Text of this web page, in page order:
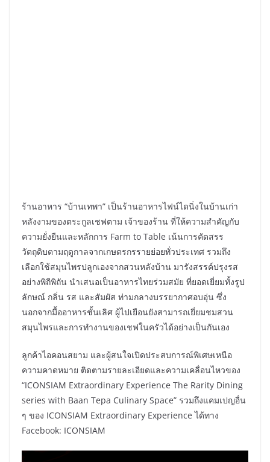
ร้านอาหาร “บ้านเทพา” เป็นร้านอาหารไฟน์ไดนิ่งในบ้านเก่า
หลังงามของตระกูลเชฟตาม เจ้าของร้าน ที่ให้ความสำคัญกับ
ความยั่งยืนและหลักการ Farm to Table เน้นการคัดสรร
วัตถุดิบตามฤดูกาลจากเกษตรกรรายย่อยทั่วประเทศ รวมถึง
เลือกใช้สมุนไพรปลูกเองจากสวนหลังบ้าน มารังสรรค์ปรุงรส
อย่างพิถีพิถัน นำเสนอเป็นอาหารไทยร่วมสมัย ที่ยอดเยี่ยมทั้งรูป
ลักษณ์ กลิ่น รส และสัมผัส ท่ามกลางบรรยากาศอบอุ่น ซึ่ง
นอกจากมื้ออาหารชั้นเลิศ ผู้ไปเยือนยังสามารถเยี่ยมชมสวน
สมุนไพรและการทำงานของเชฟในครัวได้อย่างเป็นกันเอง
ลูกค้าไอคอนสยาม และผู้สนใจเปิดประสบการณ์พิเศษเหนือ
ความคาดหมาย ติดตามรายละเอียดและความเคลื่อนไหวของ
“ICONSIAM Extraordinary Experience The Rarity Dining
series with Baan Tepa Culinary Space” รวมถึงแคมเปญอื่น
ๆ ของ ICONSIAM Extraordinary Experience ได้ทาง
Facebook: ICONSIAM